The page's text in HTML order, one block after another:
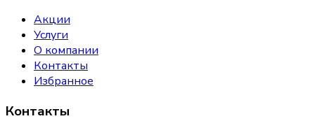
Акции
Услуги
О компании
Контакты
Избранное
Контакты